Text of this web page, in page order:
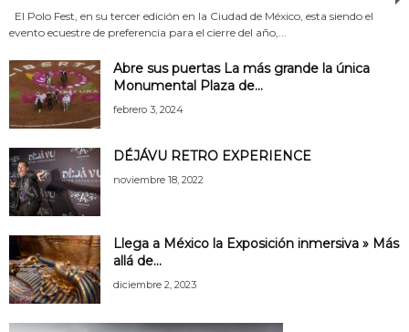
El Polo Fest, en su tercer edición en la Ciudad de México, esta siendo el
evento ecuestre de preferencia para el cierre del año,...
Abre sus puertas La más grande la única
Monumental Plaza de...
febrero 3, 2024
DÉJÁVU RETRO EXPERIENCE
noviembre 18, 2022
Llega a México la Exposición inmersiva » Más
allá de...
diciembre 2, 2023